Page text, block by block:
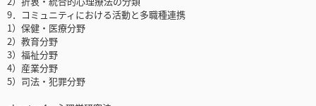
9．コミュニティにおける活動と多職種連携
1）保健・医療分野
2）教育分野
3）福祉分野
4）産業分野
5）司法・犯罪分野